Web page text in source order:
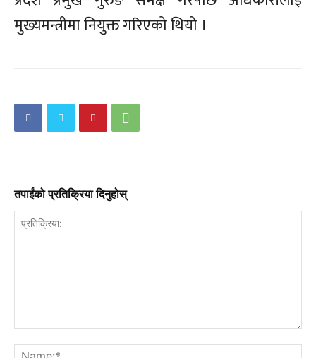
मुख्यमन्त्रीमा नियुक्त गरिएको थियो ।
तपाईंको प्रतिक्रिया दिनुहोस्